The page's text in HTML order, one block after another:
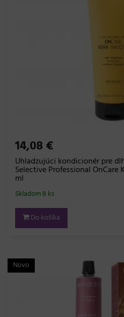
14,08 €
Uhladzujúci kondicionér pre
Selective Professional OnCare
ml
Skladom 8 ks
Do košíka
Novo